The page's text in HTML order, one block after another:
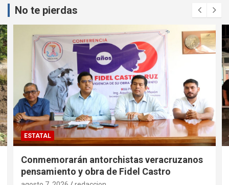
No te pierdas
ESTATAL
Conmemorarán antorchistas veracruzanos
pensamiento y obra de Fidel Castro